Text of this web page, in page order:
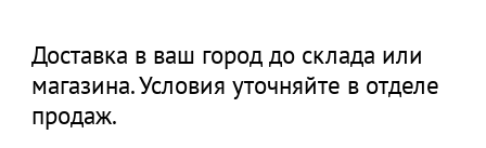
Доставка в ваш город до склада или
магазина. Условия уточняйте в отделе
продаж.